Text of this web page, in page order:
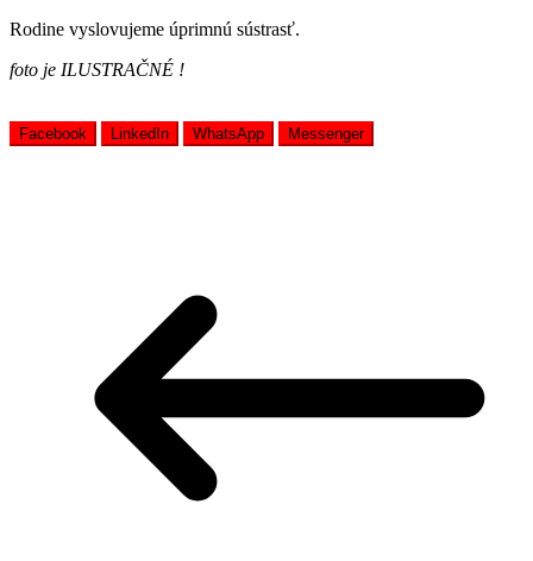
Rodine vyslovujeme úprimnú sústrasť.
foto je ILUSTRAČNÉ !
Facebook LinkedIn WhatsApp Messenger